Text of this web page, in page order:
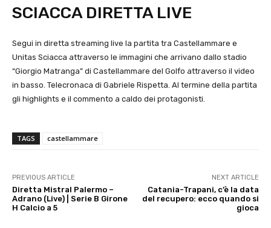
SCIACCA DIRETTA LIVE
Segui in diretta streaming live la partita tra Castellammare e
Unitas Sciacca attraverso le immagini che arrivano dallo stadio
“Giorgio Matranga” di Castellammare del Golfo attraverso il video
in basso. Telecronaca di Gabriele Rispetta. Al termine della partita
gli highlights e il commento a caldo dei protagonisti.
TAGS castellammare
PREVIOUS ARTICLE
Diretta Mistral Palermo –
Adrano (Live) | Serie B Girone
H Calcio a 5
NEXT ARTICLE
Catania-Trapani, c’è la data
del recupero: ecco quando si
gioca